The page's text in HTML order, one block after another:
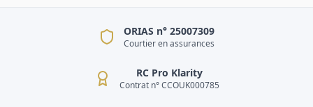
ORIAS n° 25007309
Courtier en assurances
RC Pro Klarity
Contrat n° CCOUK000785